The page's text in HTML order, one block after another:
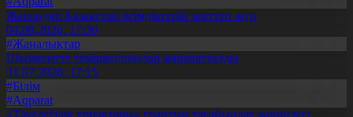
Жапондар Қазақстан өсімдіктерін зерттеп жүр
04.08.2026, 17:30
#Жаңалықтар
Шымкентте теміржолшылар марапатталды
31.07.2026, 17:15
#Білім
#Aqparat
«Тәуелсіздік ұрпақтары» грантын тағайындау жөніндегі